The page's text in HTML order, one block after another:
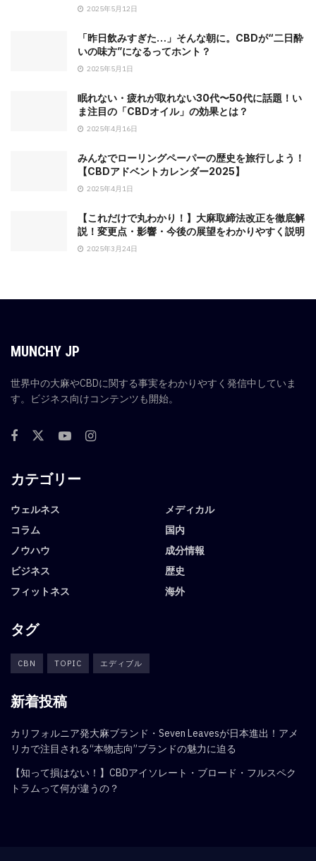
2025年5月12日
「昨日飲みすぎた…」そんな朝に。CBDが“二日酔
いの味方”になるってホント？
2025年5月1日
眠れない・疲れが取れない30代〜50代に話題！い
ま注目の「CBDオイル」の効果とは？
2025年4月16日
みんなでローリングペーパーの歴史を旅行しよう！
【CBDアドベントカレンダー2025】
2025年4月1日
【これだけで丸わかり！】大麻取締法改正を徹底解
説！変更点・影響・今後の展望をわかりやすく説明
2025年3月24日
MUNCHY JP
世界中の大麻やCBDに関する事実をわかりやすく発信中していま
す。ビジネス向けコンテンツも開始。
カテゴリー
ウェルネス
コラム
ノウハウ
ビジネス
フィットネス
メディカル
国内
成分情報
歴史
海外
タグ
CBN TOPIC エディブル
新着投稿
カリフォルニア発大麻ブランド・Seven Leavesが日本進出！アメ
リカで注目される“本物志向”ブランドの魅力に迫る
【知って損はない！】CBDアイソレート・ブロード・フルスペク
トラムって何が違うの？